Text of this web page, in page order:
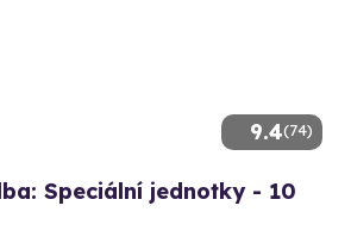
9.4(74)
Speciální jednotky - 10